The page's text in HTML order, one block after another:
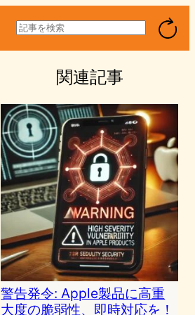
検
索
関連記事
警告発令: Apple製品に高重
大度の脆弱性、即時対応を！